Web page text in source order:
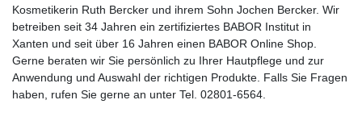
Kosmetikerin Ruth Bercker und ihrem Sohn Jochen Bercker. Wir
betreiben seit 34 Jahren ein zertifiziertes BABOR Institut in
Xanten und seit über 16 Jahren einen BABOR Online Shop.
Gerne beraten wir Sie persönlich zu Ihrer Hautpflege und zur
Anwendung und Auswahl der richtigen Produkte. Falls Sie Fragen
haben, rufen Sie gerne an unter Tel. 02801-6564.